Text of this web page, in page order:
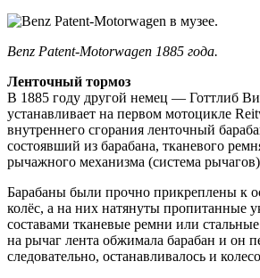
Benz Patent-Motorwagen 1885 года.
Ленточный тормоз
В 1885 году другой немец — Готтлиб
устанавливает на первом мотоцикле
внутреннего сгорания ленточный
состоявший из барабана, тканевого
рычажного механизма (система
Барабаны были прочно прикреплены к
колёс, а на них натянуты пропитанные
составами тканевые ремни или
на рычаг лента обжимала барабан и он
следовательно, останавливалось и